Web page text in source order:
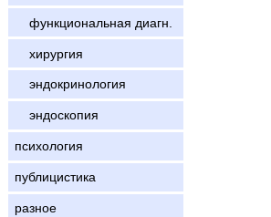
функциональная диагн.
хирургия
эндокринология
эндоскопия
психология
публицистика
разное